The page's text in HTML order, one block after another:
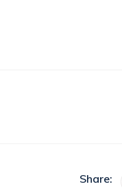
Share: